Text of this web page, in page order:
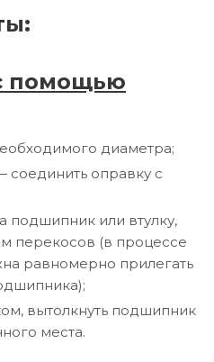
помощью
диаметра;
соединить оправку с
подшипник или втулку,
перекосов (в процессе
равномерно прилегать
вытолкнуть подшипник
места.